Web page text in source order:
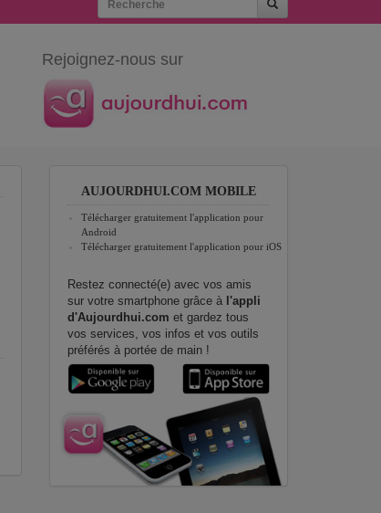
Rejoignez-nous sur
AUJOURDHUI.COM MOBILE
Télécharger gratuitement l'application pour
Android
Télécharger gratuitement l'application pour iOS
Restez connecté(e) avec vos amis
sur votre smartphone grâce à l'appli
d'Aujourdhui.com et gardez tous
vos services, vos infos et vos outils
préférés à portée de main !